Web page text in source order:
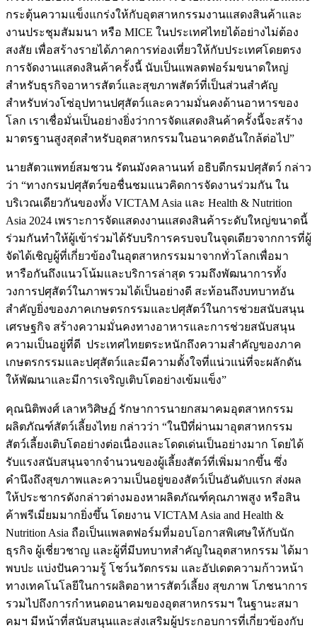
กระตุ้นความแข็งแกร่งให้กับอุตสาหกรรมงานแสดงสินค้าและ
งานประชุมสัมมนา หรือ MICE ในประเทศไทยได้อย่างไม่ต้อง
สงสัย เพื่อสร้างรายได้ภาคการท่องเที่ยวให้กับประเทศโดยตรง
การจัดงานแสดงสินค้าครั้งนี้ นับเป็นแพลตฟอร์มขนาดใหญ่
สำหรับธุรกิจอาหารสัตว์และสุขภาพสัตว์ที่เป็นส่วนสำคัญ
สำหรับห่วงโซ่อุปทานปศุสัตว์และความมั่นคงด้านอาหารของ
โลก เราเชื่อมั่นเป็นอย่างยิ่งว่าการจัดแสดงสินค้าครั้งนี้จะสร้าง
มาตรฐานสูงสุดสำหรับอุตสาหกรรมในอนาคตอันใกล้ต่อไป”
นายสัตวแพทย์สมชวน รัตนมังคลานนท์ อธิบดีกรมปศุสัตว์ กล่าว
ว่า “ทางกรมปศุสัตว์ขอชื่นชมแนวคิดการจัดงานร่วมกัน ใน
บริเวณเดียวกันของทั้ง VICTAM Asia และ Health & Nutrition
Asia 2024 เพราะการจัดแสดงงานแสดงสินค้าระดับใหญ่ขนาดนี้
ร่วมกันทำให้ผู้เข้าร่วมได้รับบริการครบจบในจุดเดียวจากการที่ผู้
จัดได้เชิญผู้ที่เกี่ยวข้องในอุตสาหกรรมมาจากทั่วโลกเพื่อมา
หารือกันถึงแนวโน้มและบริการล่าสุด รวมถึงพัฒนาการทั้ง
วงการปศุสัตว์ในภาพรวมได้เป็นอย่างดี สะท้อนถึงบทบาทอัน
สำคัญยิ่งของภาคเกษตรกรรมและปศุสัตว์ในการช่วยสนับสนุน
เศรษฐกิจ สร้างความมั่นคงทางอาหารและการช่วยสนับสนุน
ความเป็นอยู่ที่ดี ประเทศไทยตระหนักถึงความสำคัญของภาค
เกษตรกรรมและปศุสัตว์และมีความตั้งใจที่แน่วแน่ที่จะผลักดัน
ให้พัฒนาและมีการเจริญเติบโตอย่างเข้มแข็ง”
คุณนิติพงศ์ เลาหวิศิษฏ์ รักษาการนายกสมาคมอุตสาหกรรม
ผลิตภัณฑ์สัตว์เลี้ยงไทย กล่าวว่า “ในปีที่ผ่านมาอุตสาหกรรม
สัตว์เลี้ยงเติบโตอย่างต่อเนื่องและโดดเด่นเป็นอย่างมาก โดยได้
รับแรงสนับสนุนจากจำนวนของผู้เลี้ยงสัตว์ที่เพิ่มมากขึ้น ซึ่ง
คำนึงถึงสุขภาพและความเป็นอยู่ของสัตว์เป็นอันดับแรก ส่งผล
ให้ประชากรดังกล่าวต่างมองหาผลิตภัณฑ์คุณภาพสูง หรือสิน
ค้าพรีเมี่ยมมากยิ่งขึ้น โดยงาน VICTAM Asia and Health &
Nutrition Asia ถือเป็นแพลตฟอร์มที่มอบโอกาสพิเศษให้กับนัก
ธุรกิจ ผู้เชี่ยวชาญ และผู้ที่มีบทบาทสำคัญในอุตสาหกรรม ได้มา
พบปะ แบ่งปันความรู้ โชว์นวัตกรรม และอัปเดตความก้าวหน้า
ทางเทคโนโลยีในการผลิตอาหารสัตว์เลี้ยง สุขภาพ โภชนาการ
รวมไปถึงการกำหนดอนาคมของอุตสาหกรรมฯ ในฐานะสมา
คมฯ มีหน้าที่สนับสนุนและส่งเสริมผู้ประกอบการที่เกี่ยวข้องกับ